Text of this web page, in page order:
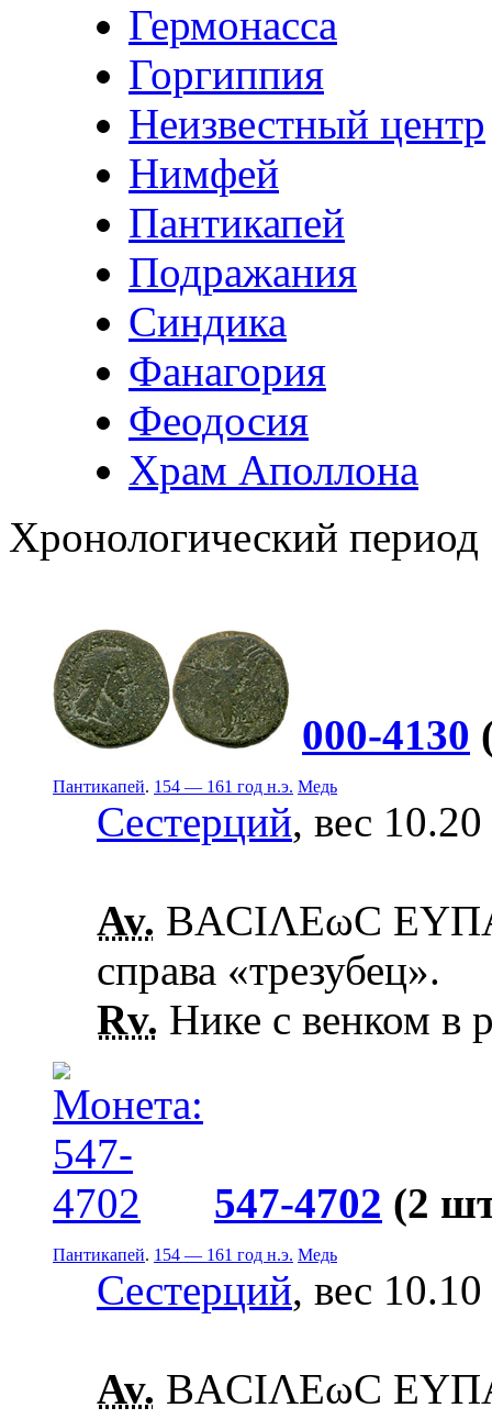
Гермонасса
Горгиппия
Неизвестный центр
Нимфей
Пантикапей
Подражания
Синдика
Фанагория
Феодосия
Храм Аполлона
Хронологический период
000-4130
Пантикапей. 154 — 161 год н.э. Медь
Сестерций, вес
Av. ΒΑCΙΛΕωC
справа «трезубец».
Rv. Нике с венком в
547-4702 (2
Пантикапей. 154 — 161 год н.э. Медь
Сестерций, вес
Av. ΒΑCΙΛΕωC